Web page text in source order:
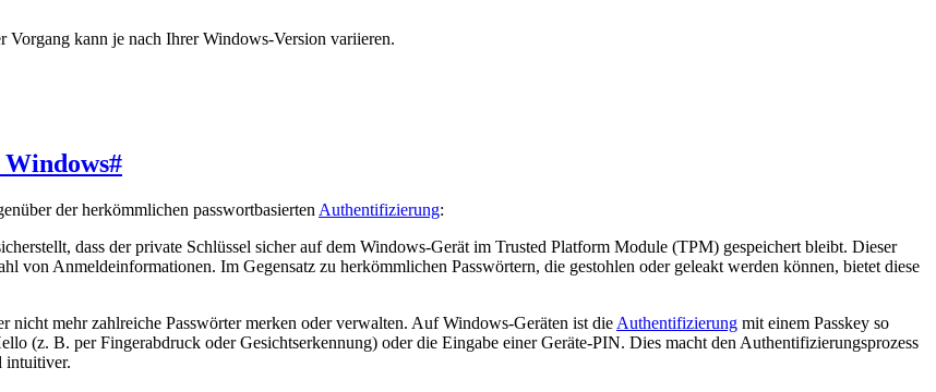
Vorgang kann je nach Ihrer Windows-Version variieren.
#
der herkömmlichen passwortbasierten Authentifizierung:
dass der private Schlüssel sicher auf dem Windows-Gerät im Trusted Platform Module (TPM) gespeichert bleibt. Dieser
von Anmeldeinformationen. Im Gegensatz zu herkömmlichen Passwörtern, die gestohlen oder geleakt werden können, bietet diese
nicht mehr zahlreiche Passwörter merken oder verwalten. Auf Windows-Geräten ist die Authentifizierung mit einem Passkey so
(z. B. per Fingerabdruck oder Gesichtserkennung) oder die Eingabe einer Geräte-PIN. Dies macht den Authentifizierungsprozess
intuitiver.